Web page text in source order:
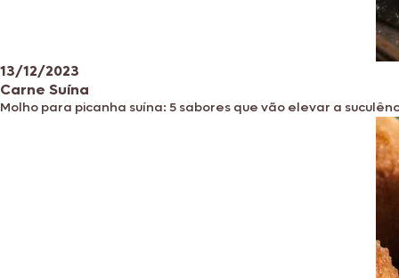
13/12/2023
Carne Suína
Molho para picanha suína: 5 sabores que vão elevar a